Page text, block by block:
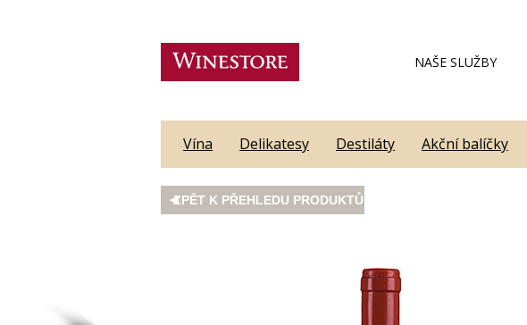
NAŠE SLUŽBY
Vína Delikatesy Destiláty Akční balíčky
ZPĚT K PŘEHLEDU PRODUKTŮ